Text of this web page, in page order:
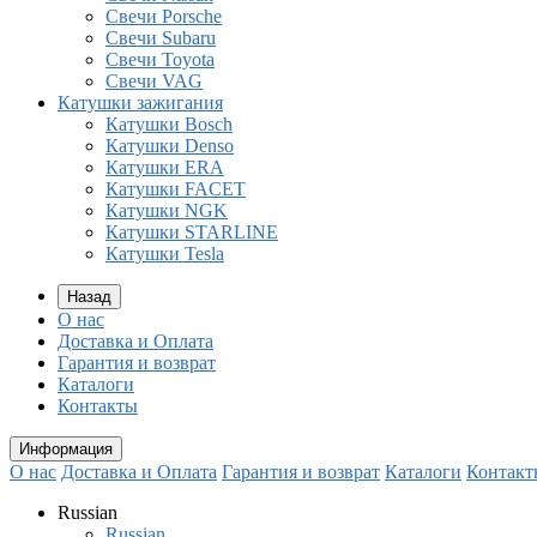
Свечи Porsche
Свечи Subaru
Свечи Toyota
Свечи VAG
Катушки зажигания
Катушки Bosch
Катушки Denso
Катушки ERA
Катушки FACET
Катушки NGK
Катушки STARLINE
Катушки Tesla
Назад
О нас
Доставка и Оплата
Гарантия и возврат
Каталоги
Контакты
Информация
О нас Доставка и Оплата Гарантия и возврат Каталоги
Russian